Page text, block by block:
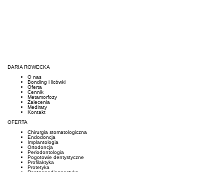
DARIA ROWECKA
O nas
Bonding i licówki
Oferta
Cennik
Metamorfozy
Zalecenia
Mediraty
Kontakt
OFERTA
Chirurgia stomatologiczna
Endodoncja
Implantologia
Ortodoncja
Periodontologia
Pogotowie dentystyczne
Profilaktyka
Protetyka